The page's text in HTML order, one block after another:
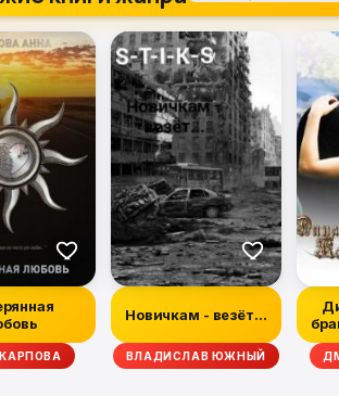
Новичкам - везёт...
ВЛАДИСЛАВ ЮЖНЫЙ
АБНЕТТ, РЭЙЧЕЛ КЕЙН, ТИМ ЛЕББОН,